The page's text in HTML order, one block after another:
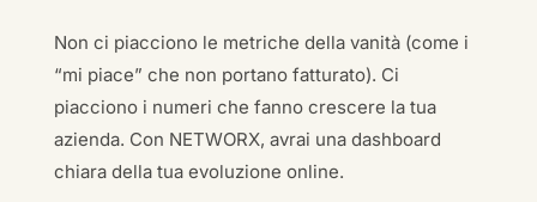
Non ci piacciono le metriche della vanità (come i
“mi piace” che non portano fatturato). Ci
piacciono i numeri che fanno crescere la tua
azienda. Con NETWORX, avrai una dashboard
chiara della tua evoluzione online.